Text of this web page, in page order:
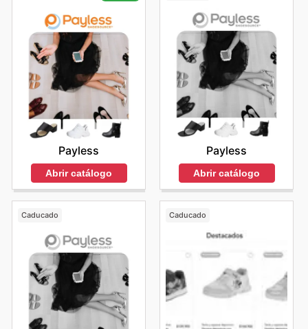
Payless
Abrir catálogo
Payless
Abrir catálogo
Caducado Caducado